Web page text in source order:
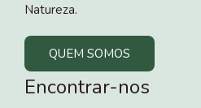
Natureza.
QUEM SOMOS
Encontrar-nos